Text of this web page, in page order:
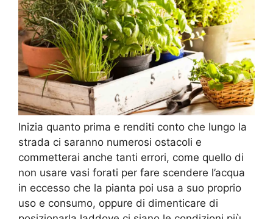
Inizia quanto prima e renditi conto che lungo la
strada ci saranno numerosi ostacoli e
commetterai anche tanti errori, come quello di
non usare vasi forati per fare scendere l’acqua
in eccesso che la pianta poi usa a suo proprio
uso e consumo, oppure di dimenticare di